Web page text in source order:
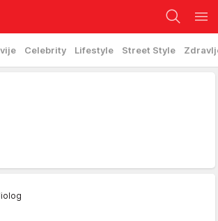
Celebrity Lifestyle Street Style